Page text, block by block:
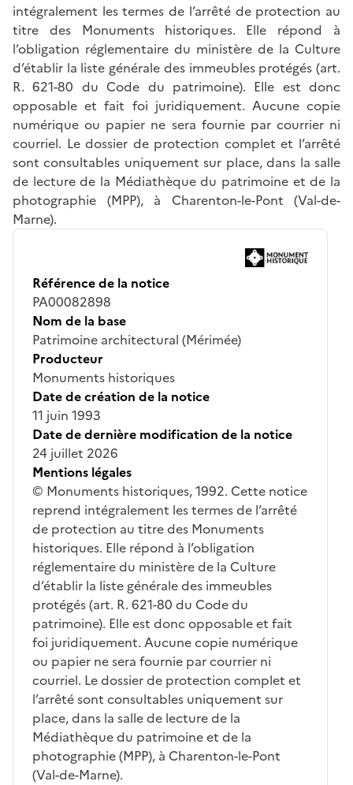
intégralement les termes de l’arrêté de protection au
titre des Monuments historiques. Elle répond à
l’obligation réglementaire du ministère de la Culture
d’établir la liste générale des immeubles protégés (art.
R. 621-80 du Code du patrimoine). Elle est donc
opposable et fait foi juridiquement. Aucune copie
numérique ou papier ne sera fournie par courrier ni
courriel. Le dossier de protection complet et l’arrêté
sont consultables uniquement sur place, dans la salle
de lecture de la Médiathèque du patrimoine et de la
photographie (MPP), à Charenton-le-Pont (Val-de-
Marne).
Référence de la notice
PA00082898
Nom de la base
Patrimoine architectural (Mérimée)
Producteur
Monuments historiques
Date de création de la notice
11 juin 1993
Date de dernière modification de la notice
24 juillet 2026
Mentions légales
© Monuments historiques, 1992. Cette notice
reprend intégralement les termes de l’arrêté
de protection au titre des Monuments
historiques. Elle répond à l’obligation
réglementaire du ministère de la Culture
d’établir la liste générale des immeubles
protégés (art. R. 621-80 du Code du
patrimoine). Elle est donc opposable et fait
foi juridiquement. Aucune copie numérique
ou papier ne sera fournie par courrier ni
courriel. Le dossier de protection complet et
l’arrêté sont consultables uniquement sur
place, dans la salle de lecture de la
Médiathèque du patrimoine et de la
photographie (MPP), à Charenton-le-Pont
(Val-de-Marne).